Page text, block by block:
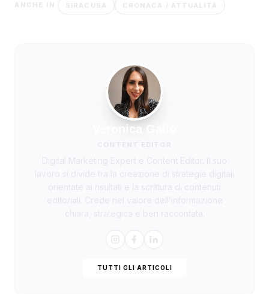
ANCHE IN SIRACUSA CRONACA / ATTUALITÀ
Veronica Gallo
TUTTI GLI ARTICOLI